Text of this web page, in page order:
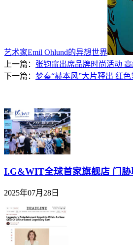
艺术家Emil Ohlund的异想世界
上一篇： 张钧甯出席品牌时尚活动
下一篇： 梦秦“赫本风”大片释出 红
I.G&WIT全球首家旗舰店 门胁
2025年07月28日